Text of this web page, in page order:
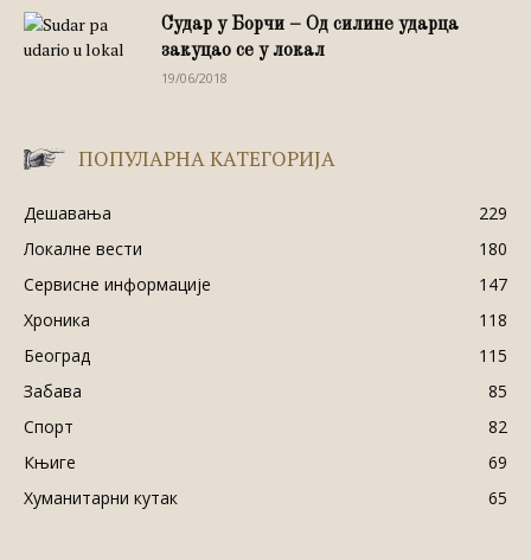
Судар у Борчи – Од силине ударца
закуцао се у локал
19/06/2018
ПОПУЛАРНА КАТЕГОРИЈА
Дешавања
229
Локалне вести
180
Сервисне информације
147
Хроника
118
Београд
115
Забава
85
Спорт
82
Књиге
69
Хуманитарни кутак
65